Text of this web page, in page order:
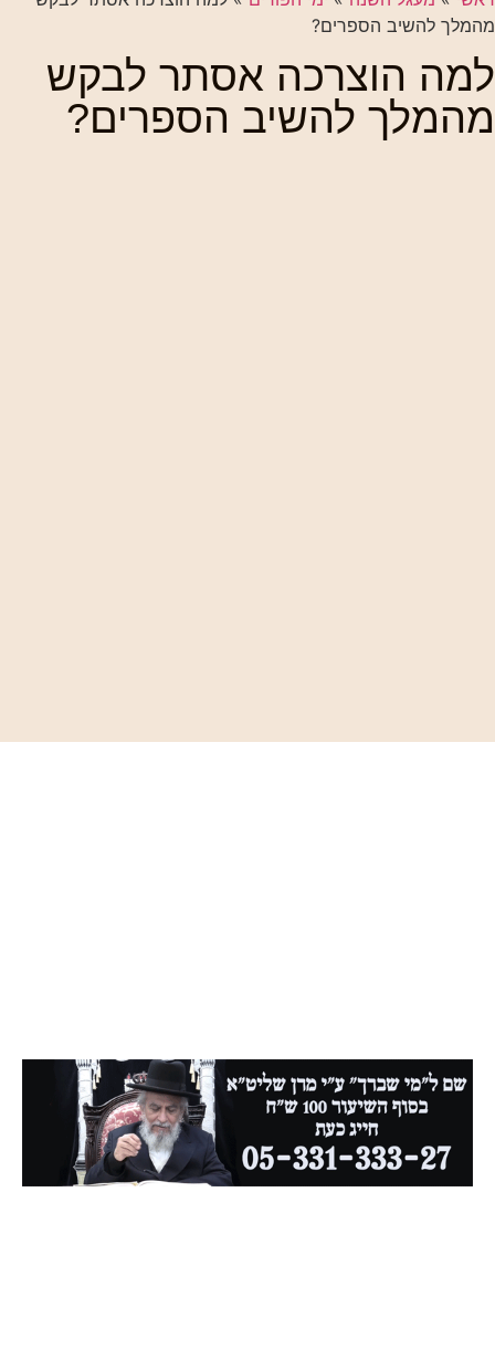
מהמלך להשיב הספרים?
למה הוצרכה אסתר לבקש
מהמלך להשיב הספרים?